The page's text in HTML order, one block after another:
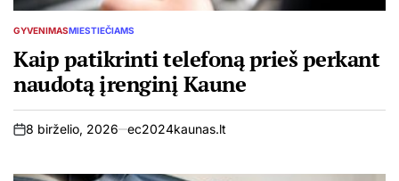
POSTED
GYVENIMASMIESTIEČIAMS
Kaip patikrinti telefoną prieš perkant
naudotą įrenginį Kaune
on
8 birželio, 2026 ec2024kaunas.lt